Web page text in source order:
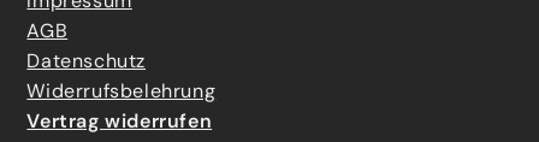
AGB
Datenschutz
Widerrufsbelehrung
Vertrag widerrufen